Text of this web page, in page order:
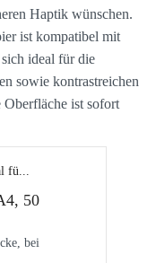
Haptik wünschen.
ist kompatibel mit
ideal für die
sowie kontrastreichen
ist sofort
50
bei